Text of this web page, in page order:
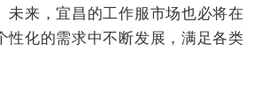
未来，宜昌的工作服市场也必将在
性化的需求中不断发展，满足各类